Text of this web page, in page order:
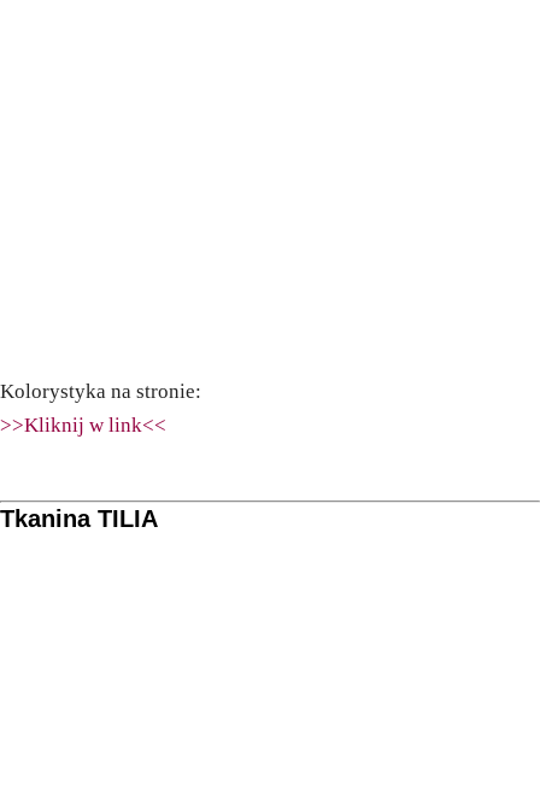
Kolorystyka na stronie:
>>Kliknij w link<<
Tkanina TILIA